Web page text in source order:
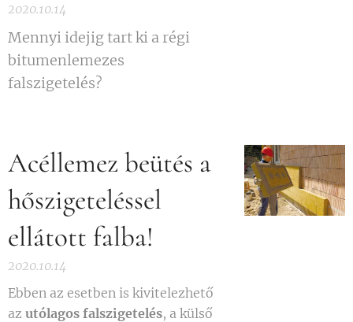
2020.10.14
Mennyi idejig tart ki a régi
bitumenlemezes
falszigetelés?
Acéllemez beütés a
hőszigeteléssel
ellátott falba!
2020.10.14
Ebben az esetben is kivitelezhető
az utólagos falszigetelés, a külső